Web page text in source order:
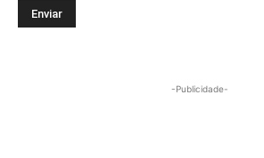
-Publicidade-